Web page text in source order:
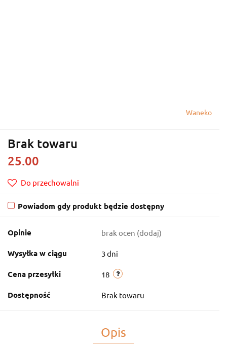
Waneko
Brak towaru
25.00
Do przechowalni
Powiadom gdy produkt będzie dostępny
Opinie brak ocen (dodaj)
Wysyłka w ciągu 3 dni
Cena przesyłki 18
Dostępność Brak towaru
Opis